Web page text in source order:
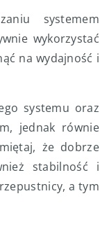
systemem
wykorzystać
na wydajność i
systemu oraz
jednak równie
że dobrze
stabilność i
a tym